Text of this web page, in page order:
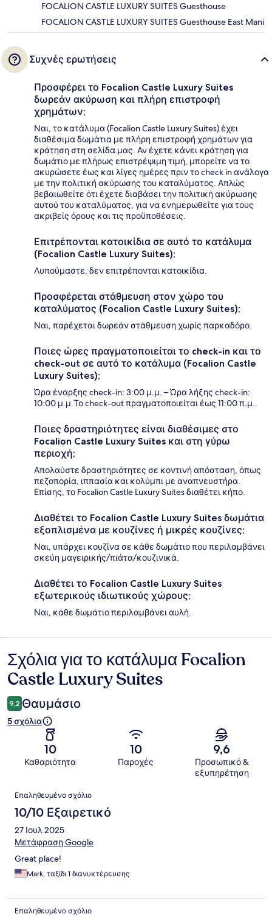
FOCALION CASTLE LUXURY SUITES Guesthouse
FOCALION CASTLE LUXURY SUITES Guesthouse East Mani
Συχνές ερωτήσεις
Προσφέρει το Focalion Castle Luxury Suites
δωρεάν ακύρωση και πλήρη επιστροφή
χρημάτων;
Ναι, το κατάλυμα (Focalion Castle Luxury Suites) έχει
διαθέσιμα δωμάτια με πλήρη επιστροφή χρημάτων για
κράτηση στη σελίδα μας. Αν έχετε κάνει κράτηση για
δωμάτιο με πλήρως επιστρέψιμη τιμή, μπορείτε να το
ακυρώσετε έως και λίγες ημέρες πριν το check in ανάλογα
με την πολιτική ακύρωσης του καταλύματος. Απλώς
βεβαιωθείτε ότι έχετε διαβάσει την πολιτική ακύρωσης
αυτού του καταλύματος, για να ενημερωθείτε για τους
ακριβείς όρους και τις προϋποθέσεις.
Επιτρέπονται κατοικίδια σε αυτό το κατάλυμα
(Focalion Castle Luxury Suites);
Λυπούμαστε, δεν επιτρέπονται κατοικίδια.
Προσφέρεται στάθμευση στον χώρο του
καταλύματος (Focalion Castle Luxury Suites);
Ναι, παρέχεται δωρεάν στάθμευση χωρίς παρκαδόρο.
Ποιες ώρες πραγματοποιείται το check-in και το
check-out σε αυτό το κατάλυμα (Focalion Castle
Luxury Suites);
Ώρα έναρξης check-in: 3:00 μ.μ. – Ώρα λήξης check-in:
10:00 μ.μ.Το check-out πραγματοποιείται έως 11:00 π.μ..
Ποιες δραστηριότητες είναι διαθέσιμες στο
Focalion Castle Luxury Suites και στη γύρω
περιοχή;
Απολαύστε δραστηριότητες σε κοντινή απόσταση, όπως
πεζοπορία, ιππασία και κολύμπι με αναπνευστήρα.
Επίσης, το Focalion Castle Luxury Suites διαθέτει κήπο.
Διαθέτει το Focalion Castle Luxury Suites δωμάτια
εξοπλισμένα με κουζίνες ή μικρές κουζίνες;
Ναι, υπάρχει κουζίνα σε κάθε δωμάτιο που περιλαμβάνει
σκεύη μαγειρικής/πιάτα/κουζινικά.
Διαθέτει το Focalion Castle Luxury Suites
εξωτερικούς ιδιωτικούς χώρους;
Ναι, κάθε δωμάτιο περιλαμβάνει αυλή.
Σχόλια
Σχόλια για το κατάλυμα Focalion
Castle Luxury Suites
9,2 Θαυμάσιο
5 σχόλια
10
Καθαριότητα
10
Παροχές
9,6
Προσωπικό &
εξυπηρέτηση
Σχόλια
Επαληθευμένο σχόλιο
10/10 Εξαιρετικό
27 Ιουλ 2025
Μετάφραση Google
Great place!
Mark, ταξίδι 1 διανυκτέρευσης
Επαληθευμένο σχόλιο